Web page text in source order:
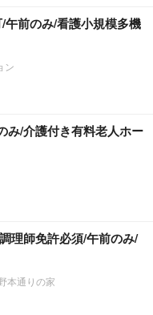
午前のみ/看護小規模多機
ン
み/介護付き有料老人ホー
理師免許必須/午前のみ/
本通りの家